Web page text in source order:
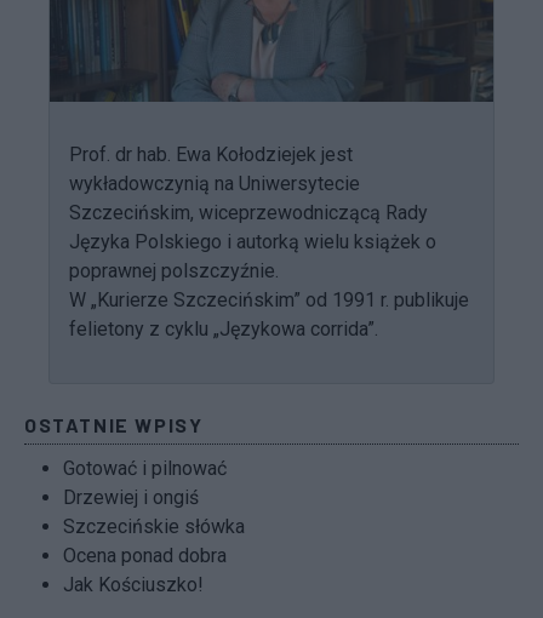
Prof. dr hab. Ewa Kołodziejek jest
wykładowczynią na Uniwersytecie
Szczecińskim, wiceprzewodniczącą Rady
Języka Polskiego i autorką wielu książek o
poprawnej polszczyźnie.
W „Kurierze Szczecińskim” od 1991 r. publikuje
felietony z cyklu „Językowa corrida”.
OSTATNIE WPISY
Gotować i pilnować
Drzewiej i ongiś
Szczecińskie słówka
Ocena ponad dobra
Jak Kościuszko!